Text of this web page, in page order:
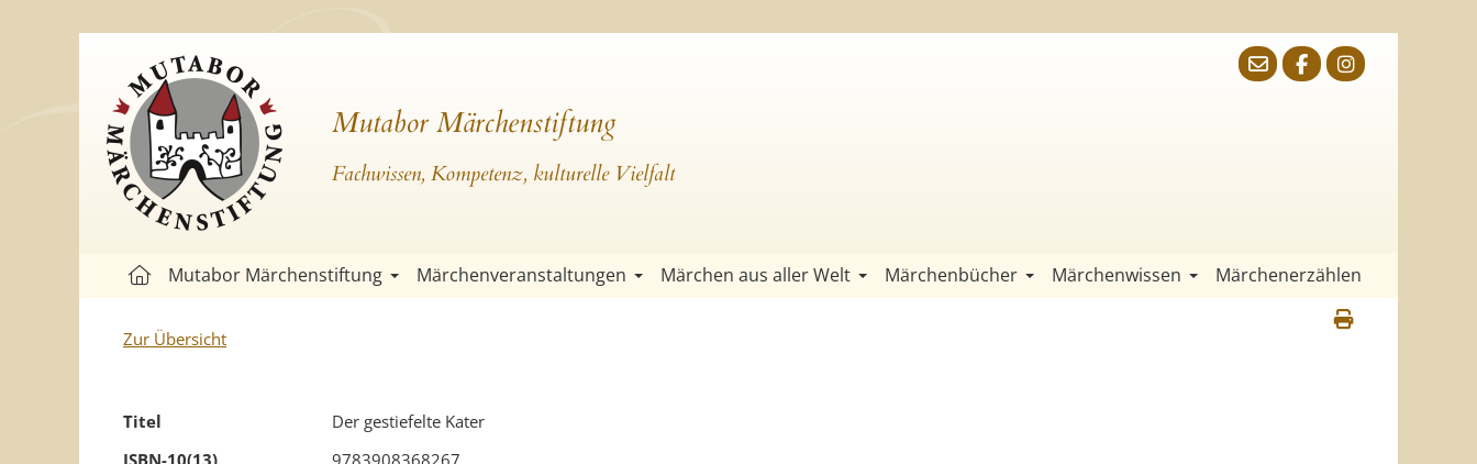
Mutabor Märchenstiftung
Fachwissen, Kompetenz, kulturelle Vielfalt
Mutabor Märchenstiftung Märchenveranstaltungen Märchen aus aller Welt Märchenbücher Märchenwissen Märchenerzählen
Zur Übersicht
Titel
Der gestiefelte Kater
ISBN-10(13)
9783908368267